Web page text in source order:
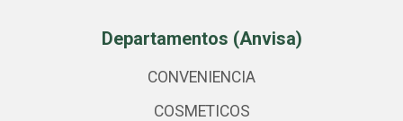
Departamentos (Anvisa)
CONVENIENCIA
COSMETICOS